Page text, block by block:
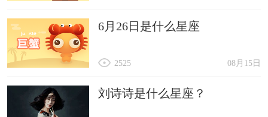
6月26日是什么星座
08月15日
2525
刘诗诗是什么星座？